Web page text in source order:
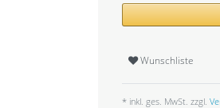
Wunschliste
* inkl. ges. MwSt. zzgl.